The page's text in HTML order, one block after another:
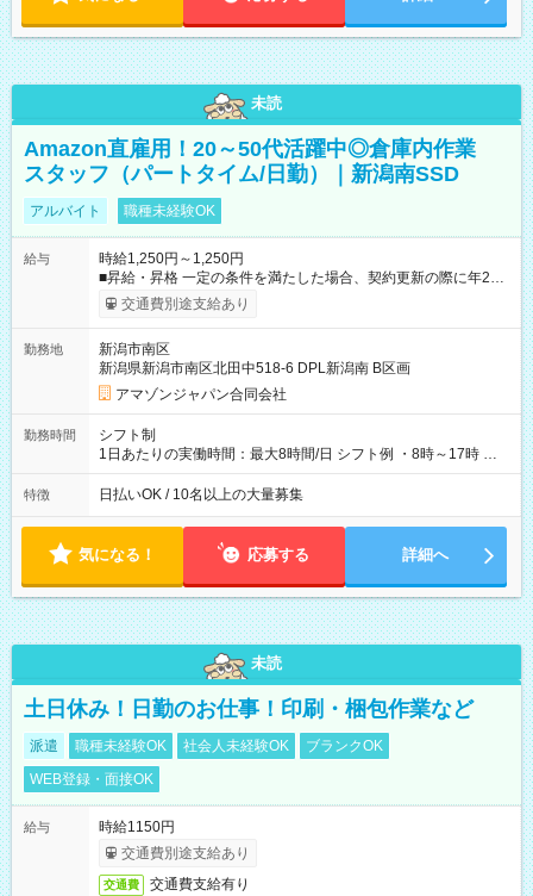
未読
Amazon直雇用！20～50代活躍中◎倉庫内作業
スタッフ（パートタイム/日勤）｜新潟南SSD
アルバイト 職種未経験OK
給与
時給1,250円～1,250円
■昇給・昇格 一定の条件を満たした場合、契約更新の際に年2回
まで昇給の機会があります。 ■正社員登用制度あり ※月末締/翌
月25日支払い ※時間外手当、別途支給 ※深夜割増賃金 (22:00～
☆Amazon直雇用で安定して働けます！ 【試用期間】試用期間
あり 試用期間の長さ：1週間 雇用形態、給与は本採用時と同じ
です。
交通費別途支給あり
勤務地
新潟市南区
新潟県新潟市南区北田中518-6 DPL新潟南 B区画
アマゾンジャパン合同会社
勤務時間
シフト制
1日あたりの実働時間：最大8時間/日 シフト例 ・8時～17時 ・
12時～21時
特徴 日払いOK / 10名以上の大量募集
気になる！ 応募する 詳細へ
未読
土日休み！日勤のお仕事！印刷・梱包作業など
派遣 職種未経験OK 社会人未経験OK
ブランクOK
WEB登録・面接OK
給与
時給1150円
交通費別途支給あり
交通費 交通費支給有り